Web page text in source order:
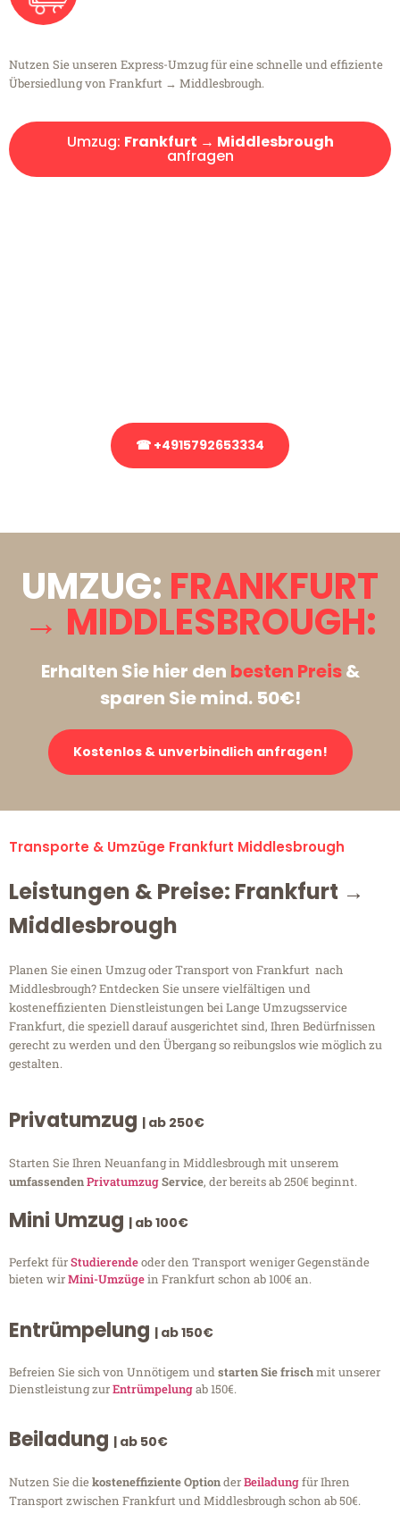
Nutzen Sie unseren Express-Umzug für eine schnelle und effiziente
Übersiedlung von Frankfurt → Middlesbrough.
Umzug: Frankfurt → Middlesbrough
anfragen
☎ +4915792653334
UMZUG: FRANKFURT
→ MIDDLESBROUGH:
Erhalten Sie hier den besten Preis&
sparen Sie mind. 50€!
Kostenlos & unverbindlich anfragen!
Transporte & Umzüge Frankfurt Middlesbrough
Leistungen & Preise: Frankfurt →
Middlesbrough
Planen Sie einen Umzug oder Transport von Frankfurt nach
Middlesbrough? Entdecken Sie unsere vielfältigen und
kosteneffizienten Dienstleistungen bei Lange Umzugsservice
Frankfurt, die speziell darauf ausgerichtet sind, Ihren Bedürfnissen
gerecht zu werden und den Übergang so reibungslos wie möglich zu
gestalten.
Privatumzug | ab 250€
Starten Sie Ihren Neuanfang in Middlesbrough mit unserem
umfassendenPrivatumzugService, der bereits ab 250€ beginnt.
Mini Umzug | ab 100€
Perfekt fürStudierendeoder den Transport weniger Gegenstände
bieten wirMini-Umzügein Frankfurt schon ab 100€ an.
Entrümpelung | ab 150€
Befreien Sie sich von Unnötigem undstarten Sie frischmit unserer
Dienstleistung zurEntrümpelungab 150€.
Beiladung | ab 50€
Nutzen Sie diekosteneffiziente OptionderBeiladungfür Ihren
Transport zwischen Frankfurt und Middlesbrough schon ab 50€.